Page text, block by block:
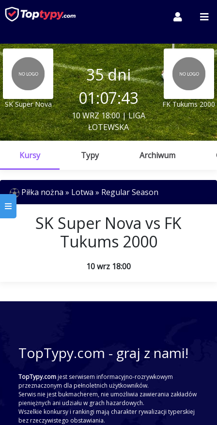
SK Super Nova
35 dni
01:07:43
10 WRZ 18:00 | LIGA
ŁOTEWSKA
FK Tukums 2000
Kursy Typy Archiwum
Piłka nożna » Lotwa » Regular Season
SK Super Nova vs FK
Tukums 2000
10 wrz 18:00
TopTypy.com - graj z nami!
TopTypy.comjest serwisem informacyjno-rozrywkowym
przeznaczonym dla pełnoletnich użytkowników.
Serwis nie jest bukmacherem, nie umożliwia zawierania zakładów
pieniężnych ani udziału w grach hazardowych.
Wszelkie konkursy i rankingi mają charakter rywalizacji typerskiej
bez rzeczywistego obstawiania.